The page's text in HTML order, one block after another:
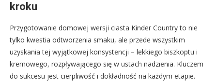
kroku
Przygotowanie domowej wersji ciasta Kinder Country to nie
tylko kwestia odtworzenia smaku, ale przede wszystkim
uzyskania tej wyjątkowej konsystencji – lekkiego biszkoptu i
kremowego, rozpływającego się w ustach nadzienia. Kluczem
do sukcesu jest cierpliwość i dokładność na każdym etapie.